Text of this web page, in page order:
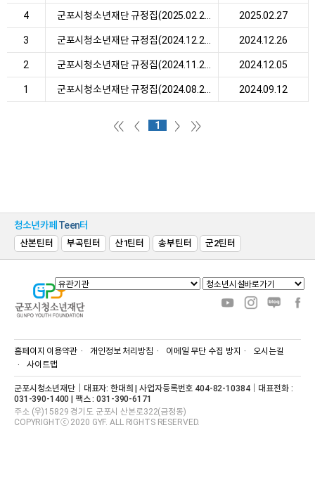
4 2025.02.27
3 2024.12.26
2 2024.12.05
1 2024.09.12
1
청소년카페 Teen터
산본틴터 부곡틴터 산1틴터 송부틴터 군2틴터
홈페이지 이용약관 개인정보 처리방침 이메일 무단 수집 방지
오시는길
사이트맵
군포시청소년재단｜대표자: 한대희 | 사업자등록번호 404-82-10384｜대표전화 :
031-390-1400 | 팩스 : 031-390-6171
주소 (우)15829 경기도 군포시 산본로322(금정동)
COPYRIGHTⓒ 2020 GYF. ALL RIGHTS RESERVED.